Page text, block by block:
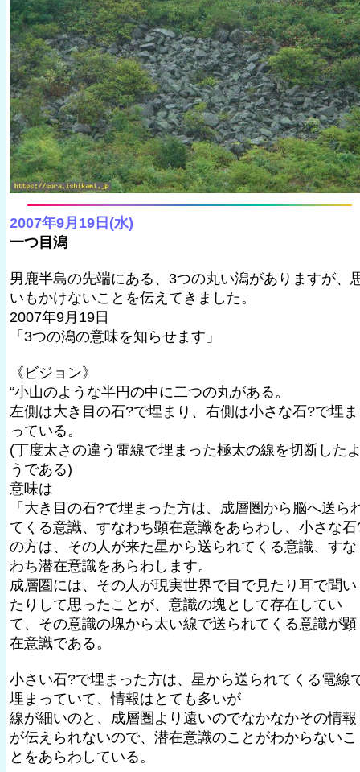
2007年9月19日(水)
一つ目潟
男鹿半島の先端にある、3つの丸い潟がありますが、
いもかけないことを伝えてきました。
2007年9月19日
「3つの潟の意味を知らせます」
《ビジョン》
“小山のような半円の中に二つの丸がある。
左側は大き目の石?で埋まり、右側は小さな石?で埋ま
っている。
(丁度太さの違う電線で埋まった極太の線を切断した
うである)
意味は
「大き目の石?で埋まった方は、成層圏から脳へ送ら
てくる意識、すなわち顕在意識をあらわし、小さな石
の方は、その人が来た星から送られてくる意識、すな
わち潜在意識をあらわします。
成層圏には、その人が現実世界で目で見たり耳で聞い
たりして思ったことが、意識の塊として存在してい
て、その意識の塊から太い線で送られてくる意識が顕
在意識である。
小さい石?で埋まった方は、星から送られてくる電線
埋まっていて、情報はとても多いが
線が細いのと、成層圏より遠いのでなかなかその情報
が伝えられないので、潜在意識のことがわからないこ
とをあらわしている。